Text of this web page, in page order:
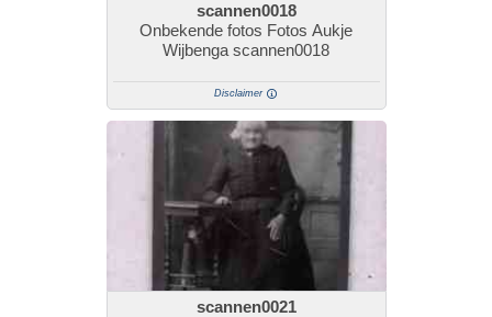
scannen0018
Onbekende fotos Fotos Aukje
Wijbenga scannen0018
Disclaimer
scannen0021